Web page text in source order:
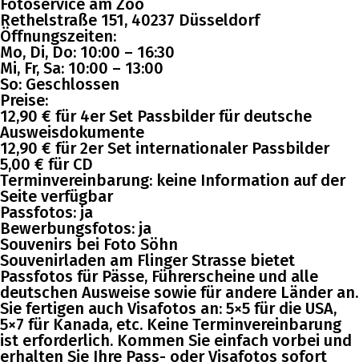
Fotoservice am Zoo
Rethelstraße 151, 40237 Düsseldorf
Öffnungszeiten:
Mo, Di, Do: 10:00 – 16:30
Mi, Fr, Sa: 10:00 – 13:00
So: Geschlossen
Preise:
12,90 € für 4er Set Passbilder für deutsche
Ausweisdokumente
12,90 € für 2er Set internationaler Passbilder
5,00 € für CD
Terminvereinbarung: keine Information auf der
Seite verfügbar
Passfotos: ja
Bewerbungsfotos: ja
Souvenirs bei Foto Söhn
Souvenirladen am Flinger Strasse bietet
Passfotos für Pässe, Führerscheine und alle
deutschen Ausweise sowie für andere Länder an.
Sie fertigen auch Visafotos an: 5×5 für die USA,
5×7 für Kanada, etc. Keine Terminvereinbarung
ist erforderlich. Kommen Sie einfach vorbei und
erhalten Sie Ihre Pass- oder Visafotos sofort